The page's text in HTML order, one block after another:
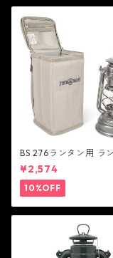
BS 276ランタン用 ラ
ース - FEUERHAND
¥2,574
10%OFF